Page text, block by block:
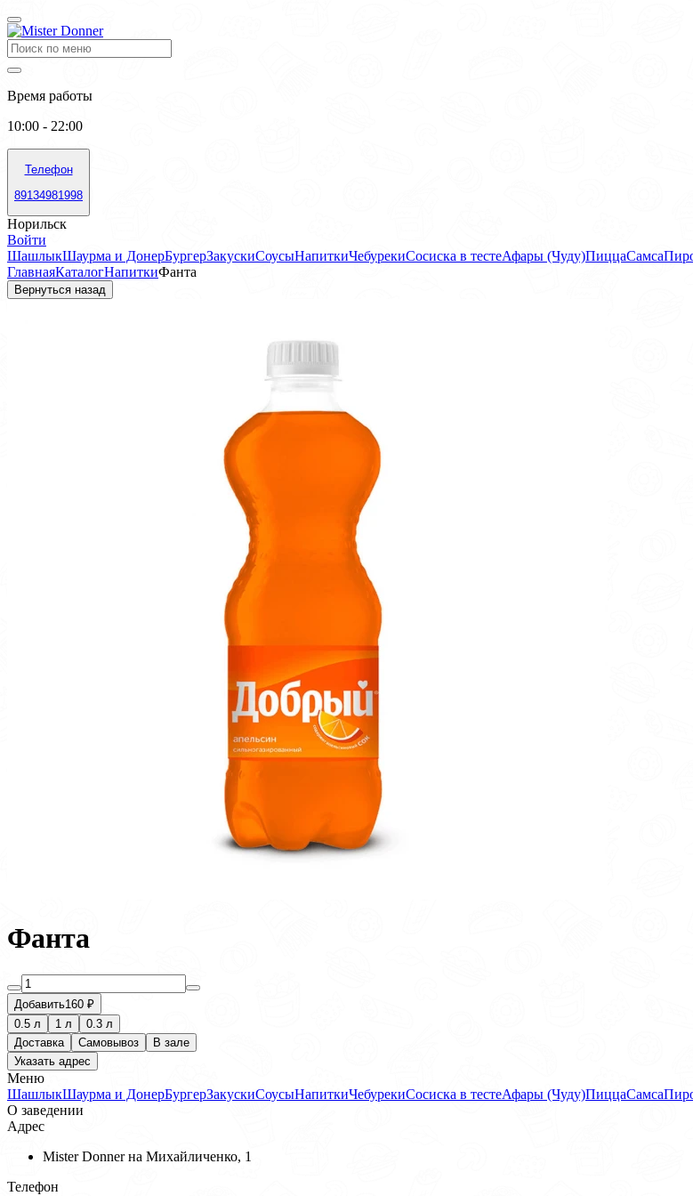
Время работы
10:00 - 22:00
Телефон
89134981998
Норильск
Войти
ШашлыкШаурма и ДонерБургерЗакускиСоусыНапиткиЧебурекиСосиска в тестеАфары (Чуду)ПиццаСамса
ГлавнаяКаталогНапиткиФанта
Вернуться назад
Фанта
Добавить160 ₽
0.5 л
1 л
0.3 л
Доставка
Самовывоз
В зале
Указать адрес
Меню
ШашлыкШаурма и ДонерБургерЗакускиСоусыНапиткиЧебурекиСосиска в тестеАфары (Чуду)ПиццаСамса
О заведении
Адрес
Mister Donner на Михайличенко, 1
Телефон